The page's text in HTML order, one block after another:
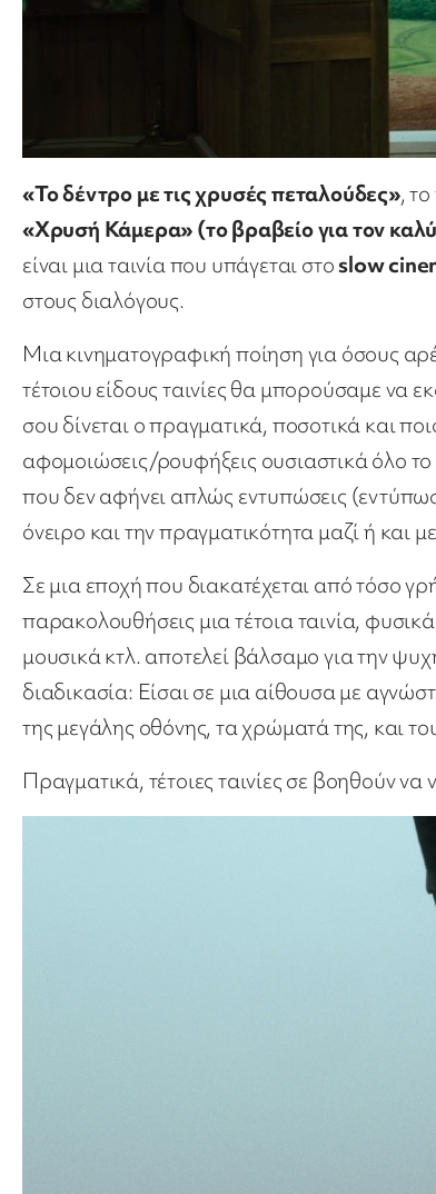
«Το δέντρο με τις χρυσές πεταλούδες»,
«Χρυσή Κάμερα»(το βραβείο για τον
είναι μια ταινία που υπάγεται στοslow
στους διαλόγους.
Μια κινηματογραφική ποίηση για όσους
τέτοιου είδους ταινίες θα μπορούσαμε να
σου δίνεται ο πραγματικά, ποσοτικά και
αφομοιώσεις/ρουφήξεις ουσιαστικά όλο
που δεν αφήνει απλώς εντυπώσεις
όνειρο και την πραγματικότητα μαζί ή και
Σε μια εποχή που διακατέχεται από τόσο
παρακολουθήσεις μια τέτοια ταινία,
μουσικά κτλ. αποτελεί βάλσαμο για την
διαδικασία: Είσαι σε μια αίθουσα με
της μεγάλης οθόνης, τα χρώματά της, και
Πραγματικά, τέτοιες ταινίες σε βοηθούν